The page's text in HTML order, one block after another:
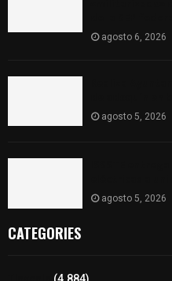
agosto 6, 2026
agosto 5, 2026
agosto 5, 2026
CATEGORIES
(4.884)